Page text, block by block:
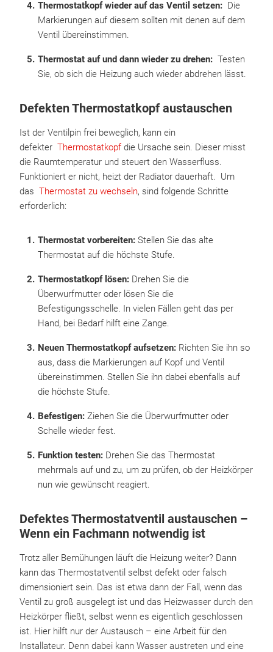
Thermostatkopf wieder auf das Ventil setzen: Die
Markierungen auf diesem sollten mit denen auf dem
Ventil übereinstimmen.
Thermostat auf und dann wieder zu drehen: Testen
Sie, ob sich die Heizung auch wieder abdrehen lässt.
Defekten Thermostatkopf austauschen
Ist der Ventilpin frei beweglich, kann ein
defekter Thermostatkopf die Ursache sein. Dieser misst
die Raumtemperatur und steuert den Wasserfluss.
Funktioniert er nicht, heizt der Radiator dauerhaft. Um
das Thermostat zu wechseln, sind folgende Schritte
erforderlich:
Thermostat vorbereiten: Stellen Sie das alte
Thermostat auf die höchste Stufe.
Thermostatkopf lösen: Drehen Sie die
Überwurfmutter oder lösen Sie die
Befestigungsschelle. In vielen Fällen geht das per
Hand, bei Bedarf hilft eine Zange.
Neuen Thermostatkopf aufsetzen: Richten Sie ihn so
aus, dass die Markierungen auf Kopf und Ventil
übereinstimmen. Stellen Sie ihn dabei ebenfalls auf
die höchste Stufe.
Befestigen: Ziehen Sie die Überwurfmutter oder
Schelle wieder fest.
Funktion testen: Drehen Sie das Thermostat
mehrmals auf und zu, um zu prüfen, ob der Heizkörper
nun wie gewünscht reagiert.
Defektes Thermostatventil austauschen –
Wenn ein Fachmann notwendig ist
Trotz aller Bemühungen läuft die Heizung weiter? Dann
kann das Thermostatventil selbst defekt oder falsch
dimensioniert sein. Das ist etwa dann der Fall, wenn das
Ventil zu groß ausgelegt ist und das Heizwasser durch den
Heizkörper fließt, selbst wenn es eigentlich geschlossen
ist. Hier hilft nur der Austausch – eine Arbeit für den
Installateur. Denn dabei kann Wasser austreten und eine